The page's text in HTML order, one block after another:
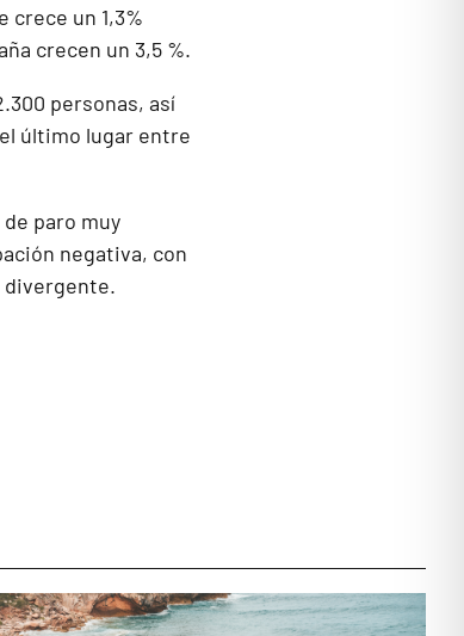
crece un 1,3%
crecen un 3,5 %.
personas, así
último lugar entre
paro muy
negativa, con
divergente.